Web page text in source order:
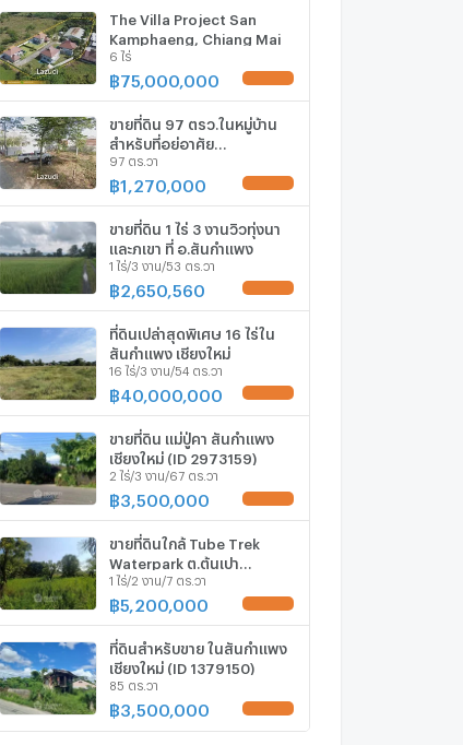
The Villa Project San
Kamphaeng, Chiang Mai
6 ไร่
฿75,000,000
ขายที่ดิน 97 ตรว.ในหมู่บ้าน
สำหรับที่อยู่อาศัย
ในอ.สันกำแพง
97 ตร.วา
฿1,270,000
ขายที่ดิน 1 ไร่ 3 งานวิวทุ่งนา
และภูเขา ที่ อ.สันกำแพง
1 ไร่/3 งาน/53 ตร.วา
฿2,650,560
ที่ดินเปล่าสุดพิเศษ 16 ไร่ใน
สันกำแพง เชียงใหม่
16 ไร่/3 งาน/54 ตร.วา
฿ 40,000,000
ขายที่ดิน แม่ปู่คา สันกำแพง
เชียงใหม่ (ID 2973159)
2 ไร่/3 งาน/67 ตร.วา
฿3,500,000
ขายที่ดินใกล้ Tube Trek
Waterpark ต.ต้นเปา
สันกำแพง เชียงใหม่ (ID
2980146)
1 ไร่/2 งาน/7 ตร.วา
฿5,200,000
ที่ดินสำหรับขาย ในสันกำแพง
เชียงใหม่ (ID 1379150)
85 ตร.วา
฿3,500,000